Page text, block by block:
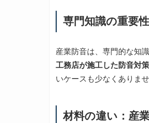
専門知識の重要
産業防音は、専門的な知
工務店が施工した防音対
いケースも少なくありませ
材料の違い：産